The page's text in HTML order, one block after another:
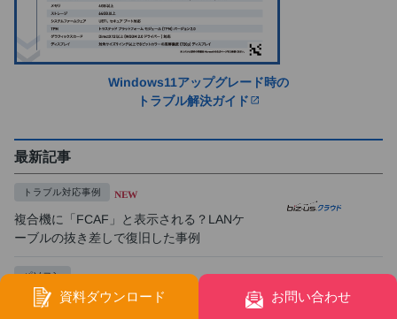
Windows11アップグレード時の
トラブル解決ガイド open_in_new
最新記事
トラブル対応事例 NEW
複合機に「FCAF」と表示される？LANケ
ーブルの抜き差しで復旧した事例
パソコン
2026年度の夏季休業のお知らせ
資料ダウンロード お問い合わせ